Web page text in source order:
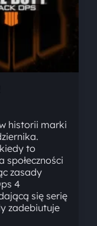
historii marki
to
społeczności
zasady
4
się serię
zadebiutuje